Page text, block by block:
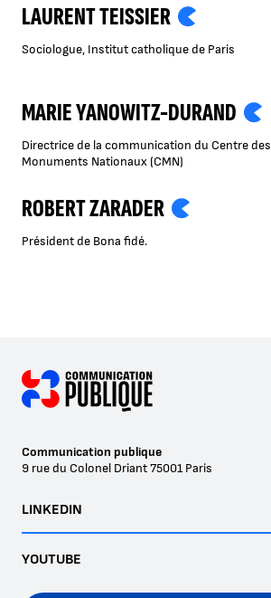
LAURENT TEISSIER
Sociologue, Institut catholique de Paris
MARIE YANOWITZ-DURAND
Directrice de la communication du Centre des
Monuments Nationaux (CMN)
ROBERT ZARADER
Président de Bona fidé.
Communication publique
9 rue du Colonel Driant75001 Paris
LINKEDIN
YOUTUBE